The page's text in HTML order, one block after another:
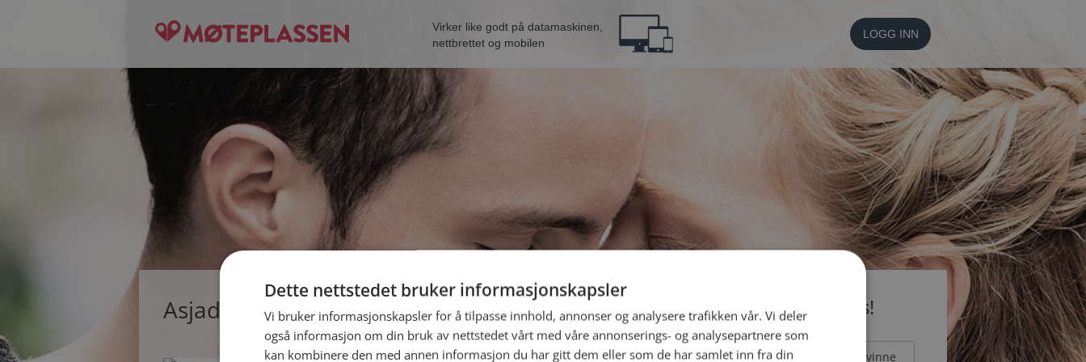
Virker like godt på datamaskinen,
nettbrettet og mobilen
LOGG INN
Asjad, single mann fra Hamar Bli medlem gratis!
Jeg er en: Mann Kvinne
Dette nettstedet bruker informasjonskapsler
Vi bruker informasjonskapsler for å tilpasse innhold, annonser og analysere trafikken vår. Vi deler
også informasjon om din bruk av nettstedet vårt med våre annonserings- og analysepartnere som
kan kombinere den med annen informasjon du har gitt dem eller som de har samlet inn fra din